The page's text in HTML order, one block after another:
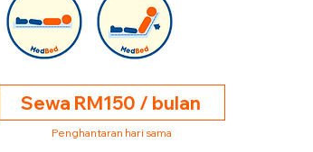
Sewa RM150 / bulan
Penghantaran hari sama